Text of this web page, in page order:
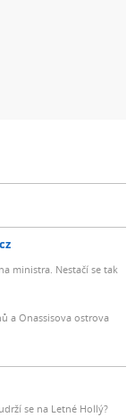
ministra. Nestačí se tak
a Onassisova ostrova
se na Letné Hollý?